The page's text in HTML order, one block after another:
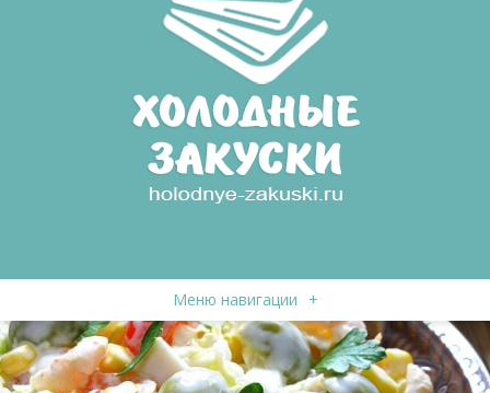
Меню навигации +